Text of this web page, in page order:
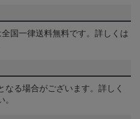
国一律送料無料です。詳しくは
る場合がございます。詳しく